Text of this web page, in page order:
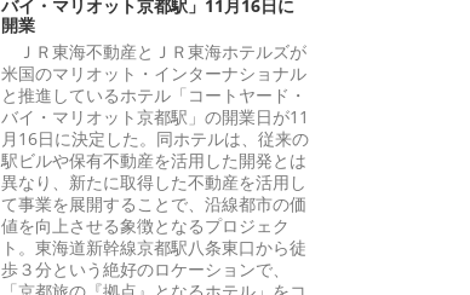
バイ・マリオット京都駅」11月16日に
開業
ＪＲ東海不動産とＪＲ東海ホテルズが
米国のマリオット・インターナショナル
と推進しているホテル「コートヤード・
バイ・マリオット京都駅」の開業日が11
月16日に決定した。同ホテルは、従来の
駅ビルや保有不動産を活用した開発とは
異なり、新たに取得した不動産を活用し
て事業を展開することで、沿線都市の価
値を向上させる象徴となるプロジェク
ト。東海道新幹線京都駅八条東口から徒
歩３分という絶好のロケーションで、